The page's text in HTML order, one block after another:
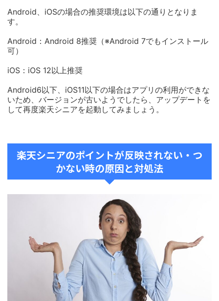
Android、iOSの場合の推奨環境は以下の通りとなりま
す。
Android：Android 8推奨（※Android 7でもインストール
可）
iOS：iOS 12以上推奨
Android6以下、iOS11以下の場合はアプリの利用ができな
いため、バージョンが古いようでしたら、アップデートを
して再度楽天シニアを起動してみましょう。
楽天シニアのポイントが反映されない・つ
かない時の原因と対処法